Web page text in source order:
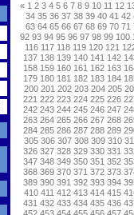
« 1 2 3 4 5 6 7 8 9 10 11 12
34 35 36 37 38 39 40 41 42
63 64 65 66 67 68 69 70 71
92 93 94 95 96 97 98 99 100
116 117 118 119 120 121
137 138 139 140 141 142
158 159 160 161 162 163
179 180 181 182 183 184
200 201 202 203 204 205
221 222 223 224 225 226
242 243 244 245 246 247
263 264 265 266 267 268
284 285 286 287 288 289
305 306 307 308 309 310
326 327 328 329 330 331
347 348 349 350 351 352
368 369 370 371 372 373
389 390 391 392 393 394
410 411 412 413 414 415
431 432 433 434 435 436